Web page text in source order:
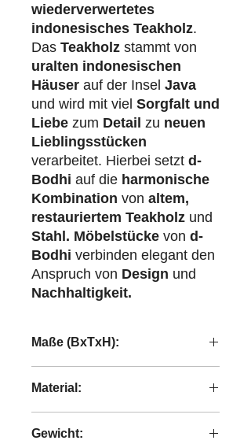
wiederverwertetes
indonesisches Teakholz.
Das Teakholz stammt von
uralten indonesischen
Häuser auf der Insel Java
und wird mit viel Sorgfalt und
Liebe zum Detail zu neuen
Lieblingsstücken
verarbeitet. Hierbei setzt d-
Bodhi auf die harmonische
Kombination von altem,
restauriertem Teakholz und
Stahl. Möbelstücke von d-
Bodhi verbinden elegant den
Anspruch von Design und
Nachhaltigkeit.
Maße (BxTxH):
Material:
Gewicht: